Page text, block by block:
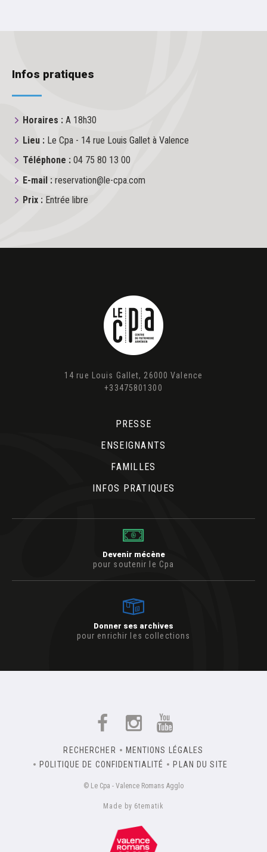
Infos pratiques
Horaires : A 18h30
Lieu : Le Cpa - 14 rue Louis Gallet à Valence
Téléphone : 04 75 80 13 00
E-mail : reservation@le-cpa.com
Prix : Entrée libre
14 rue Louis Gallet, 26000 Valence
+33475801300
PRESSE
ENSEIGNANTS
FAMILLES
INFOS PRATIQUES
Devenir mécène
pour soutenir le Cpa
Donner ses archives
pour enrichir les collections
RECHERCHER
MENTIONS LÉGALES
POLITIQUE DE CONFIDENTIALITÉ
PLAN DU SITE
© Le Cpa - Valence Romans Agglo
Made by 6tematik